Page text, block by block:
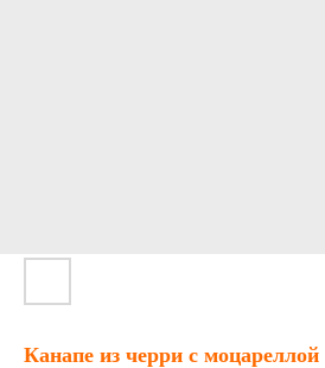
Канапе из черри с моцареллой